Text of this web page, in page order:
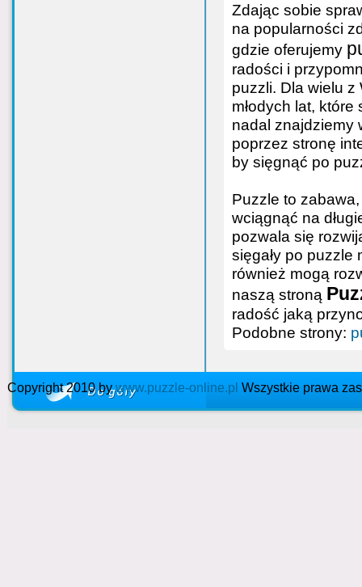
Zdając sobie
na popularności
gdzie oferujemy
radości i
puzzli. Dla wielu
młodych lat,
nadal znajdziemy
poprzez stronę
by sięgnąć po
Puzzle to
wciągnąć na
pozwala się
sięgały po
również mogą
naszą stroną
radość jaką
Podobne strony:
Copyright 2010 bywww.puzzle-online.pl Wszystkie prawa